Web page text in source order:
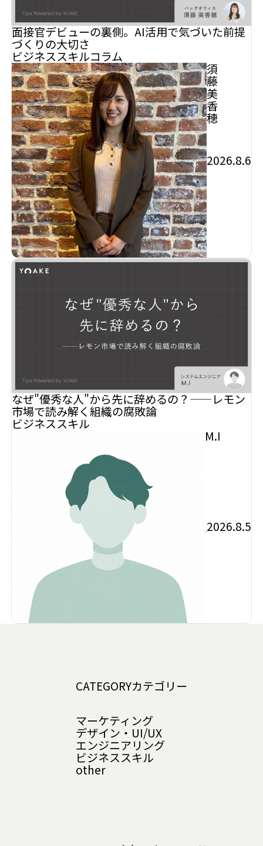
面接官デビューの裏側。AI活用で気づいた前提
づくりの大切さ
ビジネススキルコラム
須
藤
美
香
穂
2026.8.6
なぜ"優秀な人"から先に辞めるの？——レモン
市場で読み解く組織の腐敗論
ビジネススキル
M.I
2026.8.5
CATEGORYカテゴリー
マーケティング
デザイン・UI/UX
エンジニアリング
ビジネススキル
other